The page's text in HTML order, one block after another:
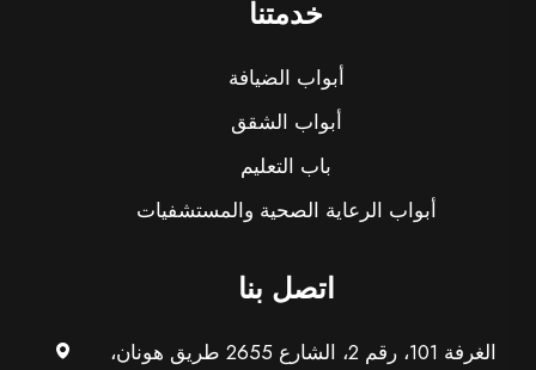
خدمتنا
أبواب الضيافة
أبواب الشقق
باب التعليم
أبواب الرعاية الصحية والمستشفيات
اتصل بنا
الغرفة 101، رقم 2، الشارع 2655 طريق هونان،